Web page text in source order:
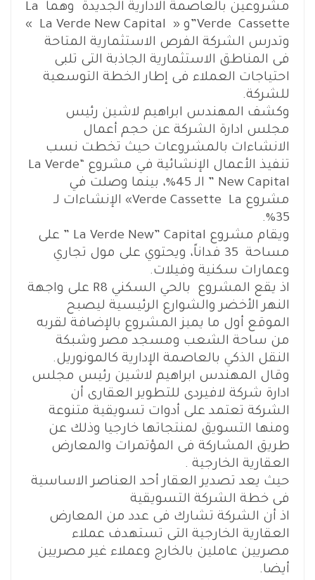
مشروعين بالعاصمة الادارية الجديدة وهما La
Verde Cassette”و « La Verde New Capital »
وتدرس الشركة الفرص الاستثمارية المتاحة
فى المناطق الاستثمارية الجاذبة التى تلبى
احتياجات العملاء فى إطار الخطة التوسعية
للشركة.
وكشف المهندس ابراهيم لاشين رئيس
مجلس ادارة الشركة عن حجم أعمال
الانشاءات بالمشروعات حيث تخطت نسب
تنفيذ الأعمال الإنشائية في مشروع “La Verde
New Capital ” الـ 45%، بينما وصلت في
مشروع Verde Cassette La» الإنشاءات لـ
35%.
ويقام مشروع La Verde New” Capital ” على
مساحة 35 فداناً، ويحتوي على مول تجاري
وعمارات سكنية وفيلات.
اذ يقع المشروع بالحي السكني R8 على واجهة
النهر الأخضر والشوارع الرئيسية ليصبح
الموقع أول ما يميز المشروع بالإضافة لقربه
من ساحة الشعب ومسجد مصر وشبكة
النقل الذكي بالعاصمة الإدارية كالمونوريل.
وقال المهندس ابراهيم لاشين رئيس مجلس
ادارة شركة لافيردى للتطوير العقارى أن
الشركة تعتمد على أدوات تسويقية متنوعة
ومنها التسويق لمنتجاتها خارجيا وذلك عن
طريق المشاركة فى المؤتمرات والمعارض
العقارية الخارجية .
حيث يعد تصدير العقار أحد العناصر الاساسية
فى خطة الشركة التسويقية
اذ أن الشركة تشارك فى عدد من المعارض
العقارية الخارجية التى تستهدف عملاء
مصريين عاملين بالخارج وعملاء غير مصريين
أيضا.